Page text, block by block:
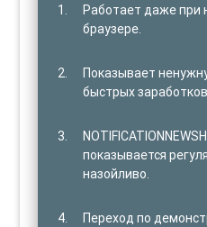
Работает даже при
браузере.
Показывает
быстрых
показывается
назойливо.
Переход по